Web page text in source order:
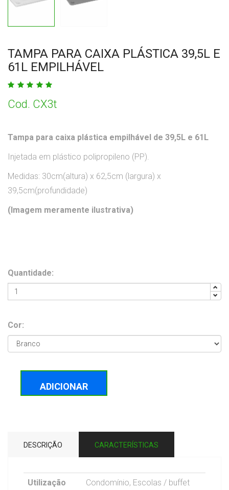
TAMPA PARA CAIXA PLÁSTICA 39,5L E
61L EMPILHÁVEL
Cod. CX3t
Tampa para caixa plástica empilhável de 39,5L e 61L
Injetada em plástico polipropileno (PP).
Medidas: 30cm(altura) x 62,5cm (largura) x
39,5cm(profundidade)
(Imagem meramente ilustrativa)
Quantidade:
Cor:
ADICIONAR
DESCRIÇÃO CARACTERÍSTICAS
Utilização Condomínio, Escolas / buffet